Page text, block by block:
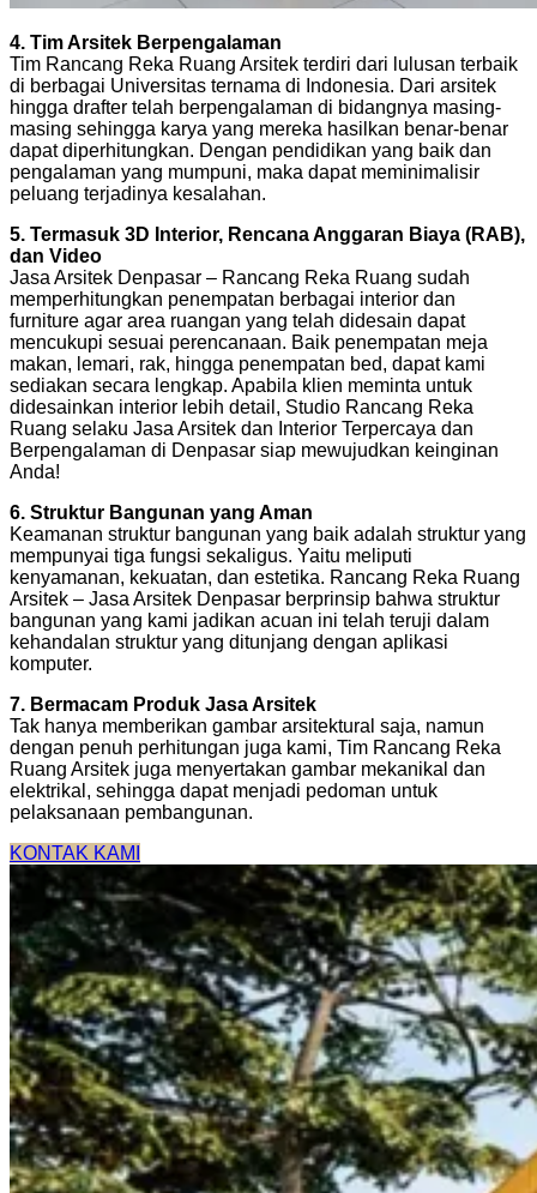
4. Tim Arsitek Berpengalaman
Tim Rancang Reka Ruang Arsitek terdiri dari lulusan terbaik
di berbagai Universitas ternama di Indonesia. Dari arsitek
hingga drafter telah berpengalaman di bidangnya masing-
masing sehingga karya yang mereka hasilkan benar-benar
dapat diperhitungkan. Dengan pendidikan yang baik dan
pengalaman yang mumpuni, maka dapat meminimalisir
peluang terjadinya kesalahan.
5. Termasuk 3D Interior, Rencana Anggaran Biaya (RAB),
dan Video
Jasa Arsitek Denpasar – Rancang Reka Ruang sudah
memperhitungkan penempatan berbagai interior dan
furniture agar area ruangan yang telah didesain dapat
mencukupi sesuai perencanaan. Baik penempatan meja
makan, lemari, rak, hingga penempatan bed, dapat kami
sediakan secara lengkap. Apabila klien meminta untuk
didesainkan interior lebih detail, Studio Rancang Reka
Ruang selaku Jasa Arsitek dan Interior Terpercaya dan
Berpengalaman di Denpasar siap mewujudkan keinginan
Anda!
6. Struktur Bangunan yang Aman
Keamanan struktur bangunan yang baik adalah struktur yang
mempunyai tiga fungsi sekaligus. Yaitu meliputi
kenyamanan, kekuatan, dan estetika. Rancang Reka Ruang
Arsitek – Jasa Arsitek Denpasar berprinsip bahwa struktur
bangunan yang kami jadikan acuan ini telah teruji dalam
kehandalan struktur yang ditunjang dengan aplikasi
komputer.
7. Bermacam Produk Jasa Arsitek
Tak hanya memberikan gambar arsitektural saja, namun
dengan penuh perhitungan juga kami, Tim Rancang Reka
Ruang Arsitek juga menyertakan gambar mekanikal dan
elektrikal, sehingga dapat menjadi pedoman untuk
pelaksanaan pembangunan.
KONTAK KAMI